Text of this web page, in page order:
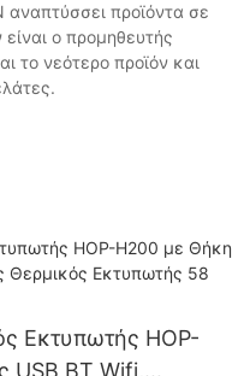
αναπτύσσει προϊόντα σε
ο προμηθευτής
το νεότερο προϊόν και
Εκτυπωτής HOP-
USB BT Wifi,